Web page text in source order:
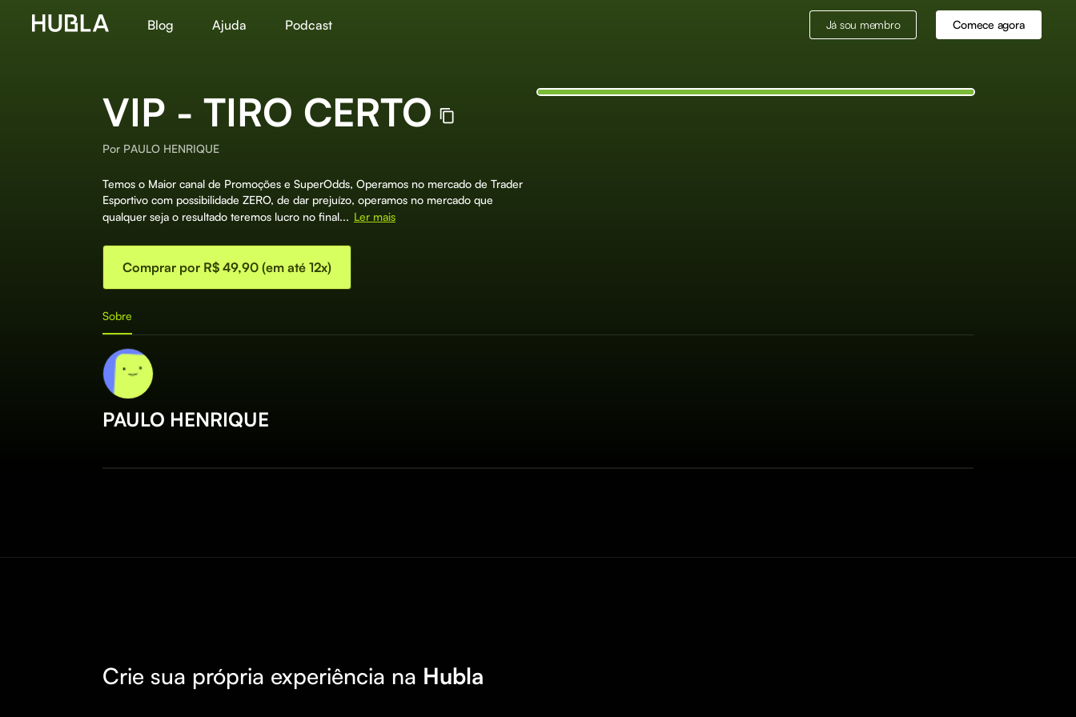
Blog Ajuda Podcast Já sou membro Comece agora
VIP - TIRO CERTO
Por PAULO HENRIQUE
Temos o Maior canal de Promoções e SuperOdds, Operamos no mercado de Trader
Esportivo com possibilidade ZERO, de dar prejuízo, operamos no mercado que
qualquer seja o resultado teremos lucro no final... Ler mais
Comprar por R$ 49,90 (em até 12x)
Sobre
PAULO HENRIQUE
Crie sua própria experiência na Hubla